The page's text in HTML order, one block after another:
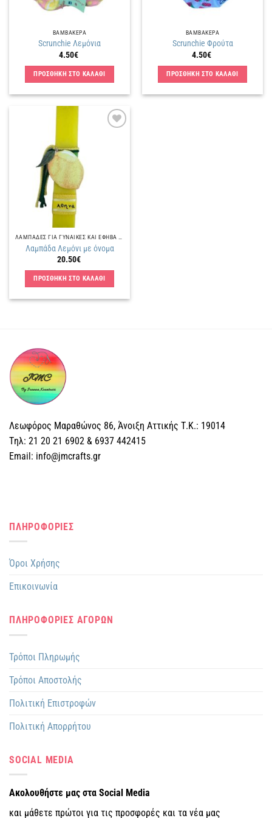
ΒΑΜΒΑΚΕΡΑ
Scrunchie Λεμόνια
4.50€
ΠΡΟΣΘΗΚΗ ΣΤΟ ΚΑΛΑΘΙ
ΒΑΜΒΑΚΕΡΑ
Scrunchie Φρούτα
4.50€
ΠΡΟΣΘΗΚΗ ΣΤΟ ΚΑΛΑΘΙ
Λαμπάδα Λεμόνι με όνομα
20.50€
ΠΡΟΣΘΗΚΗ ΣΤΟ ΚΑΛΑΘΙ
Λεωφόρος Μαραθώνος 86, Άνοιξη Αττικής Τ.Κ.: 19014
Tηλ: 21 20 21 6902 & 6937 442415
Email: info@jmcrafts.gr
ΠΛΗΡΟΦΟΡΙΕΣ
Όροι Χρήσης
Επικοινωνία
ΠΛΗΡΟΦΟΡΙΕΣ ΑΓΟΡΩΝ
Τρόποι Πληρωμής
Τρόποι Αποστολής
Πολιτική Επιστροφών
Πολιτική Απορρήτου
SOCIAL MEDIA
Ακολουθήστε μας στα Social Media
και μάθετε πρώτοι για τις προσφορές και τα νέα μας